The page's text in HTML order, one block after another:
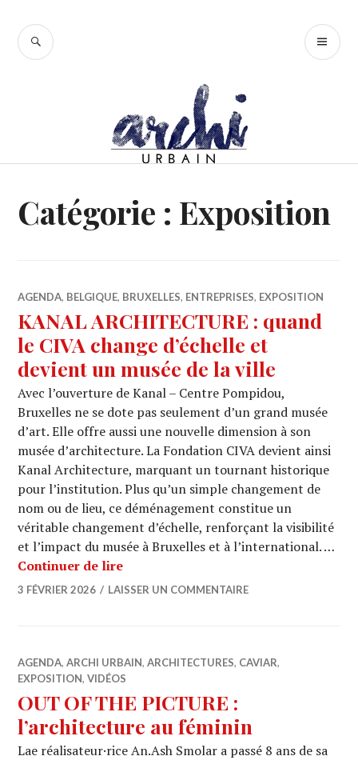
contenu
RECHERCHE
Catégorie : Exposition
AGENDA, BELGIQUE, BRUXELLES, ENTREPRISES, EXPOSITION
KANAL ARCHITECTURE : quand
le CIVA change d’échelle et
devient un musée de la ville
Avec l’ouverture de Kanal – Centre Pompidou,
Bruxelles ne se dote pas seulement d’un grand musée
d’art. Elle offre aussi une nouvelle dimension à son
musée d’architecture. La Fondation CIVA devient ainsi
Kanal Architecture, marquant un tournant historique
pour l’institution. Plus qu’un simple changement de
nom ou de lieu, ce déménagement constitue un
véritable changement d’échelle, renforçant la visibilité
et l’impact du musée à Bruxelles et à l’international. …
Continuer de lireKANAL ARCHITECTURE : quand le
3 FÉVRIER 2026 LAISSER UN COMMENTAIRE
AGENDA,ARCHI URBAIN,ARCHITECTURES, CAVIAR,
EXPOSITION,VIDÉOS
OUT OF THE PICTURE :
l’architecture au féminin
Lae réalisateur·rice An.Ash Smolar a passé 8 ans de sa